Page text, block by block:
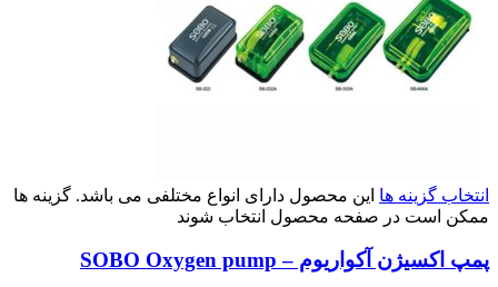
انتخاب گزینه ها این محصول دارای انواع مختلفی می باشد. گزینه ها
ممکن است در صفحه محصول انتخاب شوند
پمپ اکسیژن آکواریوم – SOBO Oxygen pump